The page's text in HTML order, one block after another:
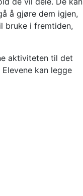
å gjøre dem igjen,
bruke i fremtiden,
aktiviteten til det
kan legge